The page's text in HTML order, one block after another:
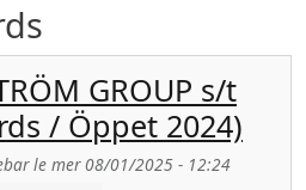
GROUP s/t
/ Öppet 2024)
le mer 08/01/2025 - 12:24